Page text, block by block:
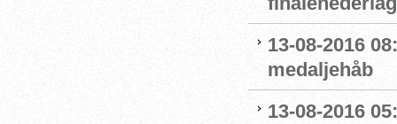
13-08-2016
medaljehåb
13-08-2016